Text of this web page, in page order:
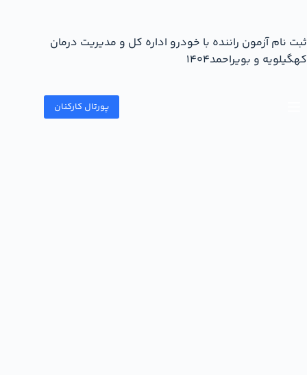
پورتال کارکنان
ثبت نام آزمون راننده با خودرو اداره کل و مدیریت درمان
کهگیلویه و بویراحمد۱۴۰۴